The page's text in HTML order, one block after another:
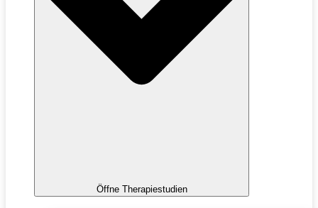
Öffne Therapiestudien